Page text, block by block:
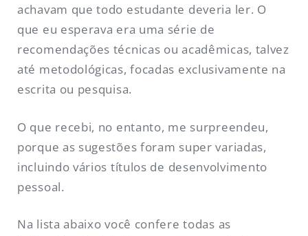
achavam que todo estudante deveria ler. O
que eu esperava era uma série de
recomendações técnicas ou acadêmicas, talvez
até metodológicas, focadas exclusivamente na
escrita ou pesquisa.
O que recebi, no entanto, me surpreendeu,
porque as sugestões foram super variadas,
incluindo vários títulos de desenvolvimento
pessoal.
Na lista abaixo você confere todas as